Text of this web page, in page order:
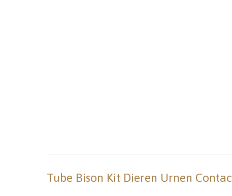
Tube Bison Kit Dieren Urnen